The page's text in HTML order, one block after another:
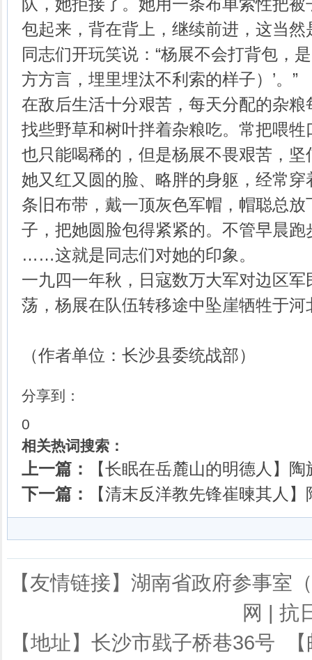
队，她拒接了。她用一条布单索性把
包起来，背在背上，继续前进，这当
同志们开玩笑说：“杨展不会打背包，
方方言，埋里埋汰不利索的样子）’。”
在敌后生活十分艰苦，每天分配的杂
找些野草和树叶拌着杂粮吃。常把喂
也只能喝稀的，但是杨展不畏艰苦，
她又红又圆的脸、略胖的身躯，经常
条旧布带，戴一顶灰色军帽，帽聪总
子，把她圆脸包得紧紧的。不管早晨
……这就是同志们对她的印象。
一九四一年秋，日寇数万大军对边区
荡，杨展在队伍转移途中坠崖牺牲于
（作者单位：长沙县委统战部）
分享到：
0
相关热词搜索：
上一篇：
【长眠在岳麓山的明德人】
下一篇：
【清末反洋教先锋崔暕其人
【友情链接】 湖南省政府参事室
网 | 抗
【地址】长沙市戥子桥巷36号